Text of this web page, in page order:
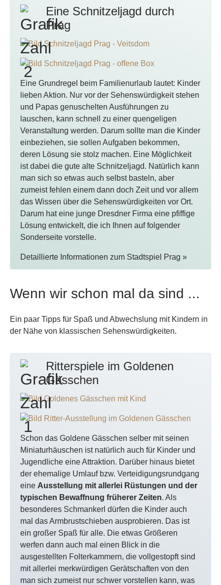
Eine Schnitzeljagd durch
Prag
Eine Grundregel beim Familienurlaub lautet: Kinder
lieben Aktion. Nur vor der Sehenswürdigkeit stehen
und Papas genuschelten Ausführungen zu
lauschen, kann schnell zu einer quengeligen
Veranstaltung werden. Darum sollte man die Kinder
einbeziehen, sie sollen Aufgaben bekommen,
deren Lösung sie stolz machen. Eine Möglichkeit
ist dabei die gute alte Schnitzeljagd. Natürlich kann
man sich so etwas auch selbst basteln, aber
zumeist fehlen einem dann doch Zeit und vor allem
das Wissen über die Sehenswürdigkeiten vor Ort.
Darum hat eine junge Dresdner Firma eine pfiffige
Lösung entwickelt, die ich Ihnen auf folgender
Sonderseite vorstelle.
Detaillierte Informationen zum Stadtspiel Prag »
Wenn wir schon mal da sind ...
Ein paar Tipps für Spaß und Abwechslung mit Kindern in
der Nähe von klassischen Sehenswürdigkeiten.
Ritterspiele im Goldenen
Gässchen
Schon das Goldene Gässchen selber mit seinen
Miniaturhäuschen ist natürlich auch für Kinder und
Jugendliche eine Attraktion. Darüber hinaus bietet
der ehemalige Umlauf bzw. Verteidigungsrundgang
eine Ausstellung mit allerlei Rüstungen und der
typischen Bewaffnung früherer Zeiten. Als
besonderes Schmankerl dürfen die Kinder auch
mal das Armbrustschieben ausprobieren. Das ist
ein großer Spaß für alle. Die etwas Größeren
werfen dann auch mal einen Blick in die
ausgestellten Folterkammern, die vollgestopft sind
mit allerlei merkwürdigen Gerätschaften von den
man sich zumeist nur schwer vorstellen kann, was